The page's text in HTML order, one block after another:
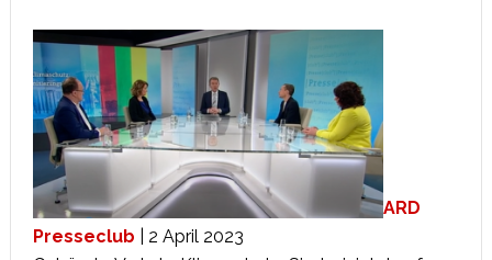
ARD
Presseclub | 2 April 2023